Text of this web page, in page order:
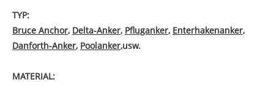
TYP:
Bruce Anchor, Delta-Anker, Pfluganker, Enterhakenanker,
Danforth-Anker, Poolanker,usw.
MATERIAL: